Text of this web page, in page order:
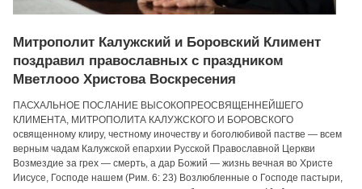
Митрополит Калужский и Боровский Климент
поздравил православных с праздником
Мветлооо Христова Воскресения
ПАСХАЛЬНОЕ ПОСЛАНИЕ ВЫСОКОПРЕОСВЯЩЕННЕЙШЕГО
КЛИМЕНТА, МИТРОПОЛИТА КАЛУЖСКОГО И БОРОВСКОГО
освященному клиру, честному иночеству и боголюбивой пастве — всем
верным чадам Калужской епархии Русской Православной Церкви
Возмездие за грех — смерть, а дар Божий — жизнь вечная во Христе
Иисусе, Господе нашем (Рим. 6: 23) Возлюбленные о Господе пастыри,